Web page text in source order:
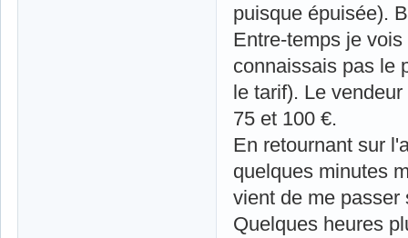
puisque épuisée).
Entre-temps je
connaissais pas le
le tarif). Le
75 et 100 €.
En retournant sur
quelques minutes
vient de me passer
Quelques heures